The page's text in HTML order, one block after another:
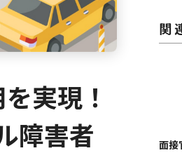
実現！
障害者
関
面接